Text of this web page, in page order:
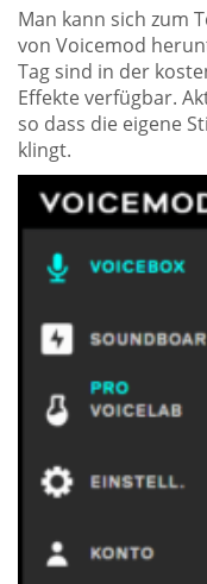
Man kann sich zum
von Voicemod
Tag sind in der
Effekte verfügbar.
so dass die eigene
klingt.